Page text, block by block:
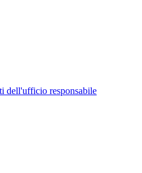
dell'ufficio responsabile